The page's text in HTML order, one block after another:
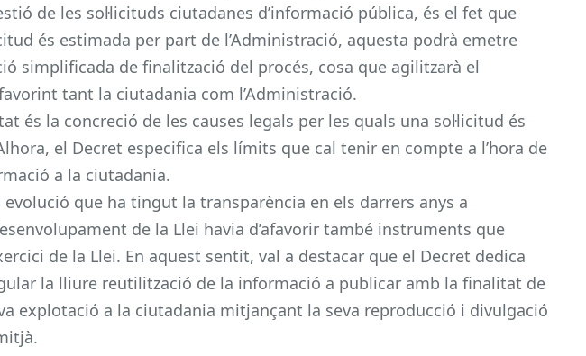
de les sol·licituds ciutadanes d’informació pública, és el fet que
és estimada per part de l’Administració, aquesta podrà emetre
simplificada de finalització del procés, cosa que agilitzarà el
tant la ciutadania com l’Administració.
és la concreció de les causes legals per les quals una sol·licitud és
el Decret especifica els límits que cal tenir en compte a l’hora de
a la ciutadania.
que ha tingut la transparència en els darrers anys a
de la Llei havia d’afavorir també instruments que
de la Llei. En aquest sentit, val a destacar que el Decret dedica
la lliure reutilització de la informació a publicar amb la finalitat de
explotació a la ciutadania mitjançant la seva reproducció i divulgació